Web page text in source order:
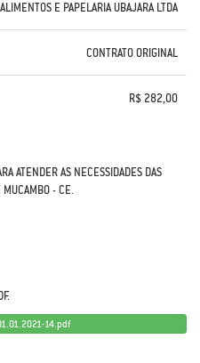
E PAPELARIA UBAJARA LTDA
CONTRATO ORIGINAL
R$ 282,00
ATENDER AS NECESSIDADES DAS
MUCAMBO - CE.
14.pdf